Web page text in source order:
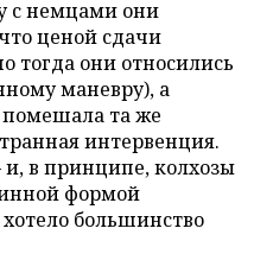
с немцами они
ценой сдачи
тогда они относились
маневру), а
та же
интервенция.
в принципе, колхозы
формой
большинство